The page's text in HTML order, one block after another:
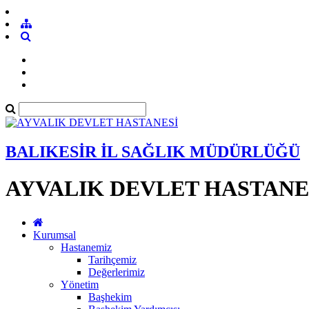
BALIKESİR İL SAĞLIK MÜDÜRLÜĞÜ
AYVALIK DEVLET
Kurumsal
Hastanemiz
Tarihçemiz
Değerlerimiz
Yönetim
Başhekim